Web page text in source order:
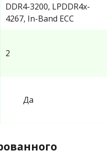
DDR4-3200, LPDDR4x-
4267, In-Band ECC
2
Да